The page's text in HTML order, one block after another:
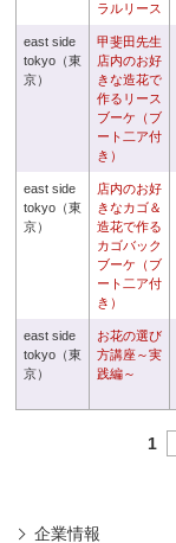
ラルリース
east side
tokyo（東
京）
甲斐田先生
店内のお好
きな造花で
作るリース
ブーケ（ブ
ート二ア付
き）
east side
tokyo（東
京）
店内のお好
きなカゴ＆
造花で作る
カゴバック
ブーケ（ブ
ート二ア付
き）
east side
tokyo（東
京）
お花の選び
方講座～実
践編～
1
企業情報